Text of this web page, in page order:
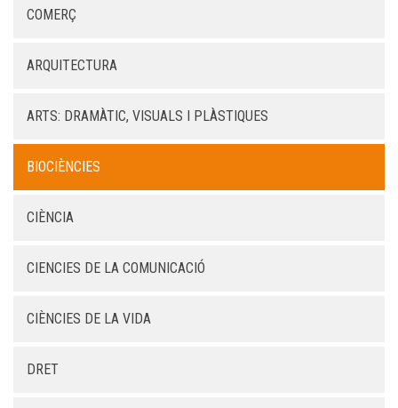
COMERÇ
ARQUITECTURA
ARTS: DRAMÀTIC, VISUALS I PLÀSTIQUES
BIOCIÈNCIES
CIÈNCIA
CIENCIES DE LA COMUNICACIÓ
CIÈNCIES DE LA VIDA
DRET